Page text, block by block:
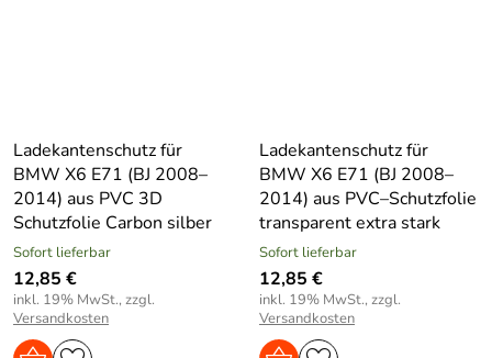
Ladekantenschutz für
BMW X6 E71 (BJ 2008–
2014) aus PVC 3D
Schutzfolie Carbon silber
Sofort lieferbar
12,85 €
inkl. 19% MwSt., zzgl.
Versandkosten
Ladekantenschutz für
BMW X6 E71 (BJ 2008–
2014) aus PVC–Schutzfolie
transparent extra stark
Sofort lieferbar
12,85 €
inkl. 19% MwSt., zzgl.
Versandkosten